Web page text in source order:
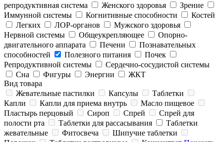
репродуктивная система Женского здоровья
Зрение
Иммунной системы
Когнитивные способности
Костей
Легких
ЛОР-органов
Мужского здоровья
Нервной системы
Общеукрепляющее
Опорно-
двигательного аппарата
Печени
Познавательных
способностей
Полезного питания
Почек
Репродуктивной системы
Сердечно-сосудистой системы
Сна
Фигуры Энергии
ЖКТ
Вид товара
Жевательные пастилки
Капсулы
Таблетки
Капли
Капли для приема внутрь
Масло пищевое
Пластырь перцовый
Сироп Спрей
Спрей для
полости рта
Таблетки для рассасывания
Таблетки
жевательные
Фитосвеча
Шипучие таблетки